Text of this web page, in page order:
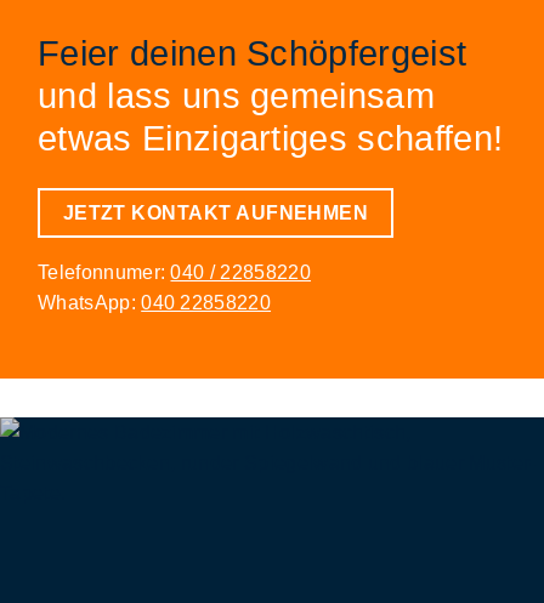
Feier deinen Schöpfergeist
und lass uns gemeinsam
etwas Einzigartiges schaffen!
JETZT KONTAKT AUFNEHMEN
Telefonnumer:040 / 22858220
WhatsApp:040 22858220